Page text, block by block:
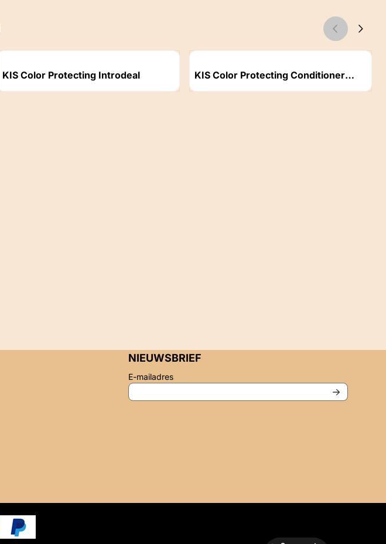
KIS Color Protecting Introdeal
Prijs niet zichtbaar
KIS Color Protecting Conditioner
Prijs niet zichtbaar
NIEUWSBRIEF
E-mailadresVul je e-mailadres in voor de nieuwsbrief